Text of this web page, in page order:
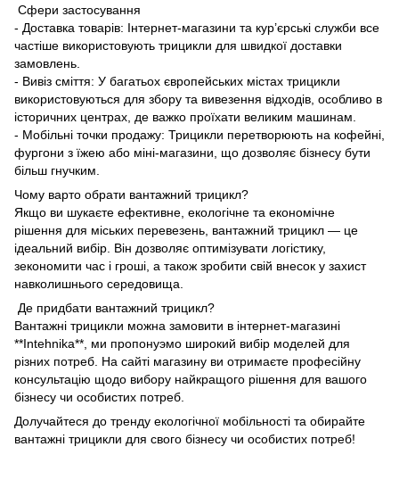
Сфери застосування
- Доставка товарів: Інтернет-магазини та кур’єрські служби все
частіше використовують трицикли для швидкої доставки
замовлень.
- Вивіз сміття: У багатьох європейських містах трицикли
використовуються для збору та вивезення відходів, особливо в
історичних центрах, де важко проїхати великим машинам.
- Мобільні точки продажу: Трицикли перетворюють на кофейні,
фургони з їжею або міні-магазини, що дозволяє бізнесу бути
більш гнучким.
Чому варто обрати вантажний трицикл?
Якщо ви шукаєте ефективне, екологічне та економічне
рішення для міських перевезень, вантажний трицикл — це
ідеальний вибір. Він дозволяє оптимізувати логістику,
зекономити час і гроші, а також зробити свій внесок у захист
навколишнього середовища.
Де придбати вантажний трицикл?
Вантажні трицикли можна замовити в інтернет-магазині
**Intehnika**, ми пропонуэмо широкий вибір моделей для
різних потреб. На сайті магазину ви отримаєте професійну
консультацію щодо вибору найкращого рішення для вашого
бізнесу чи особистих потреб.
Долучайтеся до тренду екологічної мобільності та обирайте
вантажні трицикли для свого бізнесу чи особистих потреб!